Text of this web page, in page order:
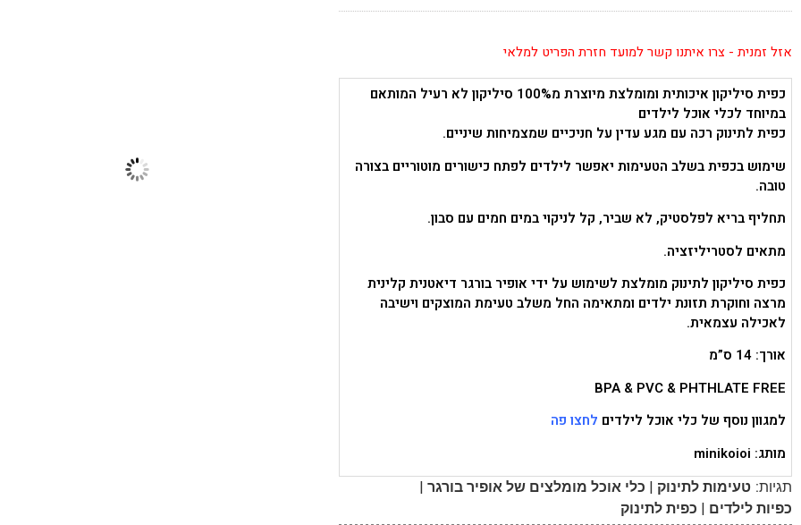
אזל זמנית - צרו איתנו קשר למועד חזרת הפריט למלאי
כפית סיליקון איכותית ומומלצת מיוצרת מ100% סיליקון לא רעיל המותאם
במיוחד לכלי אוכל לילדים
כפית לתינוק רכה עם מגע עדין על חניכיים שמצמיחות שיניים.
שימוש בכפית בשלב הטעימות יאפשר לילדים לפתח כישורים מוטוריים בצורה
טובה.
תחליף בריא לפלסטיק, לא שביר, קל לניקוי במים חמים עם סבון.
מתאים לסטריליזציה.
כפית סיליקון לתינוק מומלצת לשימוש על ידי אופיר בורגר דיאטנית קלינית
מרצה וחוקרת תזונת ילדים ומתאימה החל משלב טעימת המוצקים וישיבה
לאכילה עצמאית.
אורך: 14 ס”מ
BPA & PVC & PHTHLATE FREE
למגוון נוסף של כלי אוכל לילדים לחצו פה
מותג: minikoioi
תגיות: טעימות לתינוק | כלי אוכל מומלצים של אופיר בורגר |
כפיות לילדים | כפית לתינוק